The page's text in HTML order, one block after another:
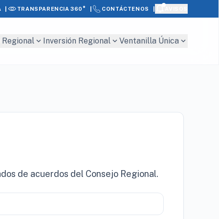
| TRANSPARENCIA 360° CONTÁCTENOS
Regional expand_more Inversión Regional expand_more Ventanilla Única expand_more
de acuerdos del Consejo Regional.